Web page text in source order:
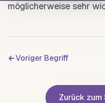
möglicherweise sehr
Voriger Begriff
Zurück zum